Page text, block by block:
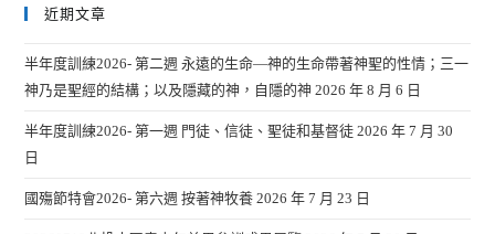
近期文章
半年度訓練2026- 第二週 永遠的生命—神的生命帶著神聖的性情；三一
神乃是聖經的結構；以及隱藏的神，自隱的神 2026 年 8 月 6 日
半年度訓練2026- 第一週 門徒、信徒、聖徒和基督徒 2026 年 7 月 30
日
國殤節特會2026- 第六週 按著神牧養 2026 年 7 月 23 日